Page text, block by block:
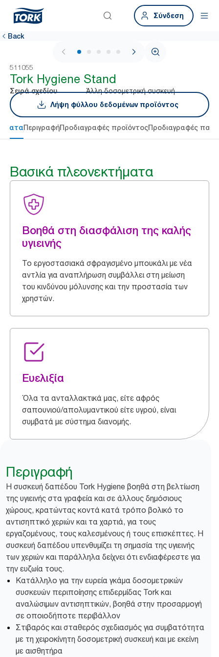
Σύνδεση
Back
1 / 5
511055
Tork Hygiene Stand
Σειρά σχεδίου
Άλλη δοσομετρική συσκευή
Λήψη φύλλου δεδομένων προϊόντος
ΠεριγραφήΠροδιαγραφές προϊόντοςΠροδιαγραφές
Βασικά πλεονεκτήματα
Βοηθά στη διασφάλιση της καλής
υγιεινής
Το εργοστασιακά σφραγισμένο μπουκάλι με νέα
αντλία για αναπλήρωση συμβάλλει στη μείωση
του κινδύνου μόλυνσης και την προστασία των
χρηστών.
Ευελιξία
Όλα τα ανταλλακτικά μας, είτε αφρός
σαπουνιού/απολυμαντικού είτε υγρού, είναι
συμβατά με σύστημα διανομής.
Περιγραφή
Η συσκευή δαπέδου Tork Hygiene βοηθά στη βελτίωση
της υγιεινής στα γραφεία και σε άλλους δημόσιους
χώρους, κρατώντας κοντά κατά τρόπο βολικό το
αντισηπτικό χεριών και τα χαρτιά, για τους
εργαζομένους, τους καλεσμένους ή τους επισκέπτες. Η
συσκευή δαπέδου υπενθυμίζει τη σημασία της υγιεινής
των χεριών και παράλληλα δείχνει ότι ενδιαφέρεστε για
την ευζωία τους.
Κατάλληλο για την ευρεία γκάμα δοσομετρικών
συσκευών περιποίησης επιδερμίδας Tork και
αναλώσιμων αντισηπτικών, βοηθά στην προσαρμογή
σε οποιοδήποτε περιβάλλον
Στιβαρός και σταθερός σχεδιασμός για συμβατότητα
με τη χειροκίνητη δοσομετρική συσκευή και με εκείνη
με αισθητήρα